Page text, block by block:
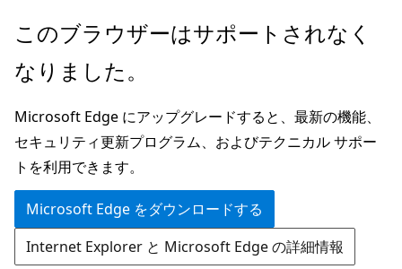
メ
ン
ン
テ
ン
ツ
に
ス
このブラウザーはサポートされなく
なりました。
Microsoft Edge にアップグレードすると、最新の機能、
セキュリティ更新プログラム、およびテクニカル サポー
トを利用できます。
Microsoft Edge をダウンロードする
Internet Explorer と Microsoft Edge の詳細情報